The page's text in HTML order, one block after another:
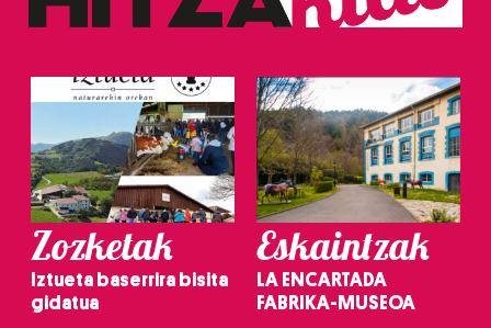
Zozketak
Iztueta baserrira bisita
gidatua
Eskaintzak
LA ENCARTADA
FABRIKA-MUSEOA